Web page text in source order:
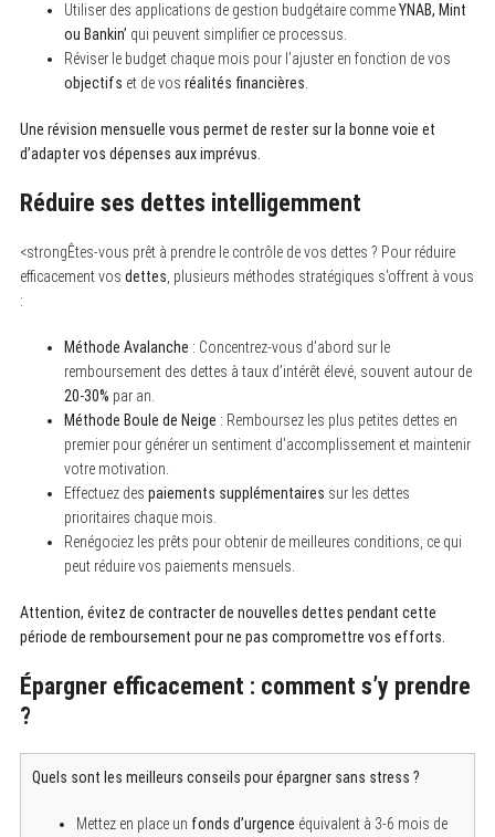
Utiliser des applications de gestion budgétaire commeYNAB, Mint
ou Bankin’ qui peuvent simplifier ce processus.
Réviser le budget chaque mois pour l’ajuster en fonction de vos
objectifs et de vos réalités financières.
Une révision mensuelle vous permet de rester sur la bonne voie et
d’adapter vos dépenses aux imprévus.
Réduire ses dettes intelligemment
<strongÊtes-vous prêt à prendre le contrôle de vos dettes ? Pour réduire
efficacement vos dettes, plusieurs méthodes stratégiques s’offrent à vous
:
Méthode Avalanche : Concentrez-vous d’abord sur le
remboursement des dettes à taux d’intérêt élevé, souvent autour de
20-30% par an.
Méthode Boule de Neige : Remboursez les plus petites dettes en
premier pour générer un sentiment d’accomplissement et maintenir
votre motivation.
Effectuez des paiements supplémentaires sur les dettes
prioritaires chaque mois.
Renégociez les prêts pour obtenir de meilleures conditions, ce qui
peut réduire vos paiements mensuels.
Attention, évitez de contracter de nouvelles dettes pendant cette
période de remboursement pour ne pas compromettre vos efforts.
Épargner efficacement : comment s’y prendre
?
Quels sont les meilleurs conseils pour épargner sans stress ?
Mettez en place un fonds d’urgence équivalent à 3-6 mois de
S
e
c
h
r